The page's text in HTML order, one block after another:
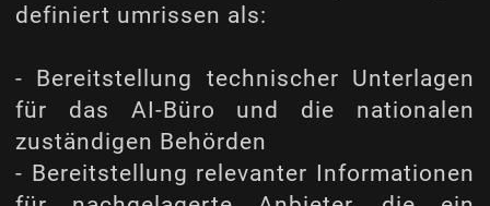
definiert umrissen als:
- Bereitstellung technischer Unterlagen
für das AI-Büro und die nationalen
zuständigen Behörden
- Bereitstellung relevanter Informationen